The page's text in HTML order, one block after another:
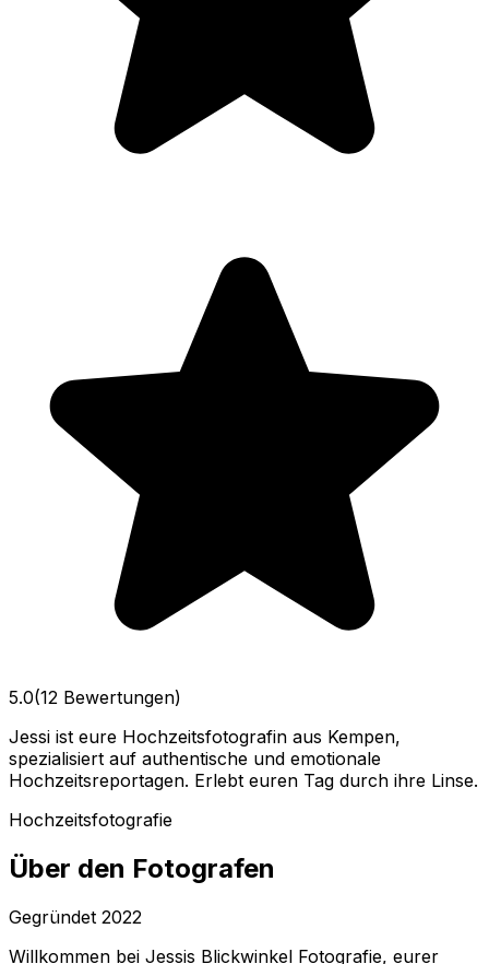
5.0(12 Bewertungen)
Jessi ist eure Hochzeitsfotografin aus Kempen,
spezialisiert auf authentische und emotionale
Hochzeitsreportagen. Erlebt euren Tag durch ihre Linse.
Hochzeitsfotografie
Über den Fotografen
Gegründet 2022
Willkommen bei Jessis Blickwinkel Fotografie, eurer